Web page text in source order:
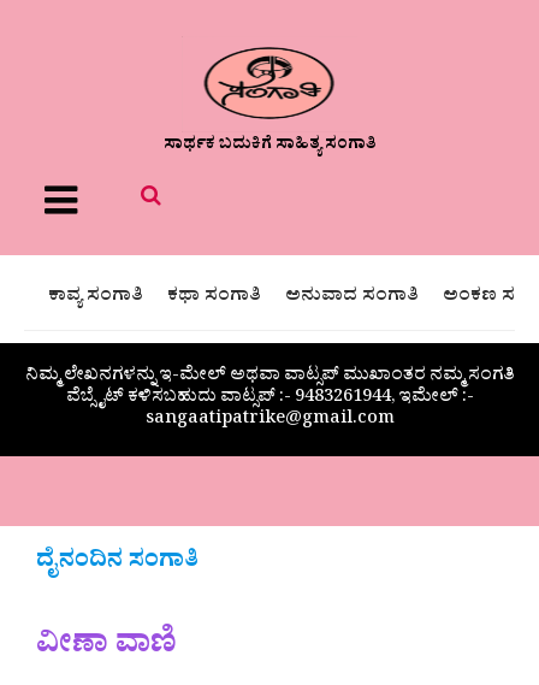
ಸಾರ್ಥಕ ಬದುಕಿಗೆ ಸಾಹಿತ್ಯ ಸಂಗಾತಿ
Menu
ಕಾವ್ಯ ಸಂಗಾತಿ ಕಥಾ ಸಂಗಾತಿ ಅನುವಾದ ಸಂಗಾತಿ ಅಂಕಣ
ನಿಮ್ಮ ಲೇಖನಗಳನ್ನು ಇ-ಮೇಲ್ ಅಥವಾ ವಾಟ್ಸಪ್ ಮುಖಾಂತರ ನಮ್ಮ ಸಂಗತಿ
ವೆಬ್ಸೈಟ್ ಕಳಿಸಬಹುದು ವಾಟ್ಸಪ್‌ :- 9483261944, ಇಮೇಲ್ :-
sangaatipatrike@gmail.com
ದೈನಂದಿನ ಸಂಗಾತಿ
ವೀಣಾ ವಾಣಿ